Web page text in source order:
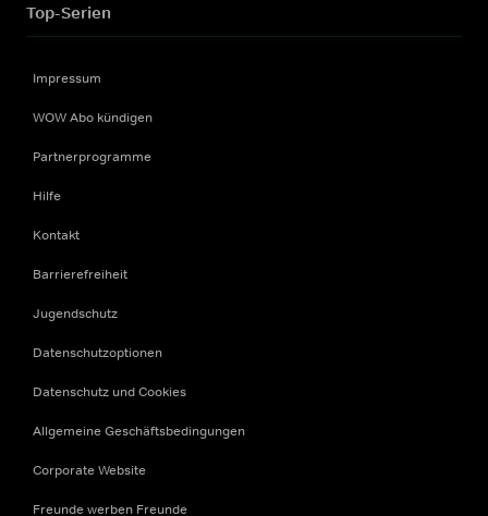
Top-Serien
Impressum
WOW Abo kündigen
Partnerprogramme
Hilfe
Kontakt
Barrierefreiheit
Jugendschutz
Datenschutzoptionen
Datenschutz und Cookies
Allgemeine Geschäftsbedingungen
Corporate Website
Freunde werben Freunde